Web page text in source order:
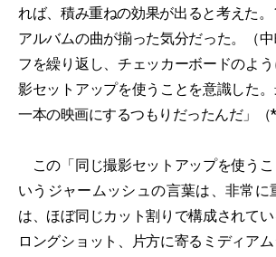
れば、積み重ねの効果が出ると考えた。
アルバムの曲が揃った気分だった。（
フを繰り返し、チェッカーボードのよ
影セットアップを使うことを意識した
一本の映画にするつもりだったんだ」（
この「同じ撮影セットアップを使う
いうジャームッシュの言葉は、非常に
は、ほぼ同じカット割りで構成されて
ロングショット、片方に寄るミディア